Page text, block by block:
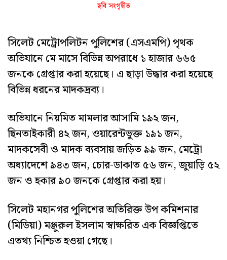
ছবি সংগৃহীত
সিলেট মেট্রোপলিটন পুলিশের (এসএমপি) পৃথক
অভিযানে মে মাসে বিভিন্ন অপরাধে ১ হাজার ৬৬৫
জনকে গ্রেপ্তার করা হয়েছে। এ ছাড়া উদ্ধার করা হয়েছে
বিভিন্ন ধরনের মাদকদ্রব্য।
অভিযানে নিয়মিত মামলার আসামি ১৯২ জন,
ছিনতাইকারী ৪২ জন, ওয়ারেন্টভুক্ত ১৯১ জন,
মাদকসেবী ও মাদক ব্যবসায় জড়িত ৯৯ জন, মেট্রো
অধ্যাদেশে ৯৪৩ জন, চোর-ডাকাত ৫৬ জন, জুয়াড়ি ৫২
জন ও হকার ৯০ জনকে গ্রেপ্তার করা হয়।
সিলেট মহানগর পুলিশের অতিরিক্ত উপ কমিশনার
(মিডিয়া) মঞ্জুরুল ইসলাম স্বাক্ষরিত এক বিজ্ঞপ্তিতে
এতথ্য নিশ্চিত হওয়া গেছে।